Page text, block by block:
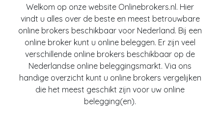
Welkom op onze website Onlinebrokers.nl. Hier
vindt u alles over de beste en meest betrouwbare
online brokers beschikbaar voor Nederland. Bij een
online broker kunt u online beleggen. Er zijn veel
verschillende online brokers beschikbaar op de
Nederlandse online beleggingsmarkt. Via ons
handige overzicht kunt u online brokers vergelijken
die het meest geschikt zijn voor uw online
belegging(en).